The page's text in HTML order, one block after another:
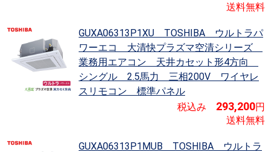
送料無料
GUXA06313P1XU TOSHIBA ウルトラパ
ワーエコ 大清快プラズマ空清シリーズ
業務用エアコン 天井カセット形4方向
シングル 2.5馬力 三相200V ワイヤレ
スリモコン 標準パネル
税込み 293,200円
送料無料
GUXA06313P1MUB TOSHIBA ウルトラ